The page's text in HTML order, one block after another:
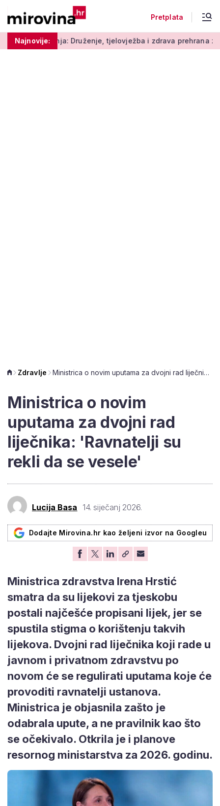
Pretplata
Najnovije:
Druženje, tjelovježba i zdrava prehrana za umirovljenike
Zdravlje Ministrica o novim uputama za dvojni rad liječnika: 'Ravnatelji su rekli da se vesele'
Ministrica o novim
uputama za dvojni rad
liječnika: 'Ravnatelji su
rekli da se vesele'
Lucija Basa 14. siječanj 2026.
Dodajte Mirovina.hr kao željeni izvor na Googleu
Ministrica zdravstva Irena Hrstić
smatra da su lijekovi za tjeskobu
postali najčešće propisani lijek, jer se
spustila stigma o korištenju takvih
lijekova. Dvojni rad liječnika koji rade u
javnom i privatnom zdravstvu po
novom će se regulirati uputama koje će
provoditi ravnatelji ustanova.
Ministrica je objasnila zašto je
odabrala upute, a ne pravilnik kao što
se očekivalo. Otkrila je i planove
resornog ministarstva za 2026. godinu.